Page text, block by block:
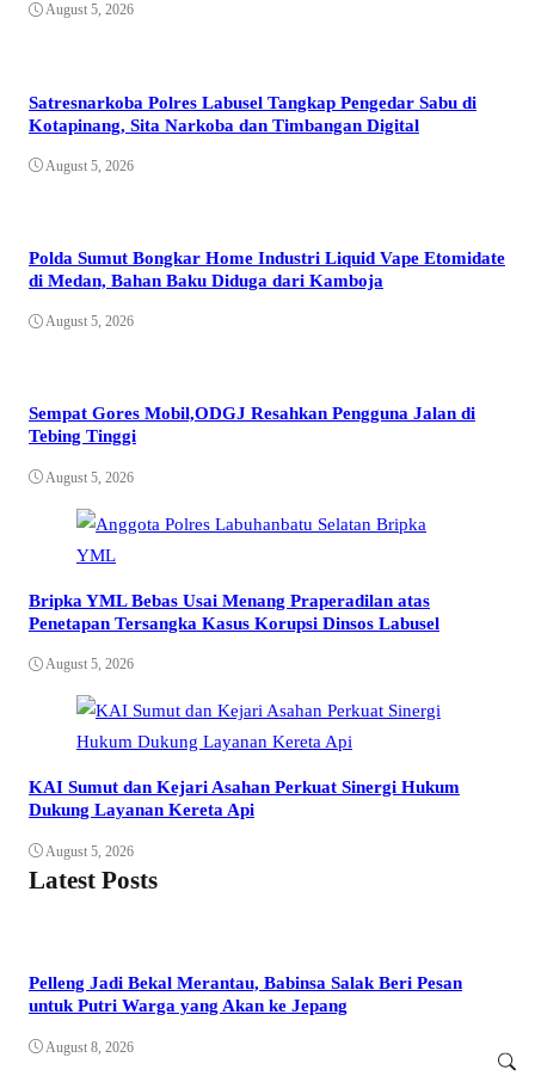
August 5, 2026
Satresnarkoba Polres Labusel Tangkap Pengedar Sabu di
Kotapinang, Sita Narkoba dan Timbangan Digital
August 5, 2026
Polda Sumut Bongkar Home Industri Liquid Vape Etomidate
di Medan, Bahan Baku Diduga dari Kamboja
August 5, 2026
Sempat Gores Mobil,ODGJ Resahkan Pengguna Jalan di
Tebing Tinggi
August 5, 2026
Bripka YML Bebas Usai Menang Praperadilan atas
Penetapan Tersangka Kasus Korupsi Dinsos Labusel
August 5, 2026
KAI Sumut dan Kejari Asahan Perkuat Sinergi Hukum
Dukung Layanan Kereta Api
August 5, 2026
Latest Posts
Pelleng Jadi Bekal Merantau, Babinsa Salak Beri Pesan
untuk Putri Warga yang Akan ke Jepang
August 8, 2026